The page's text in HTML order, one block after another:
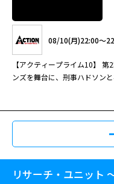
08/10(月)22:00～
【アクティープライム10】
ンズを舞台に、刑事ハドソン
リサーチ・ユニット